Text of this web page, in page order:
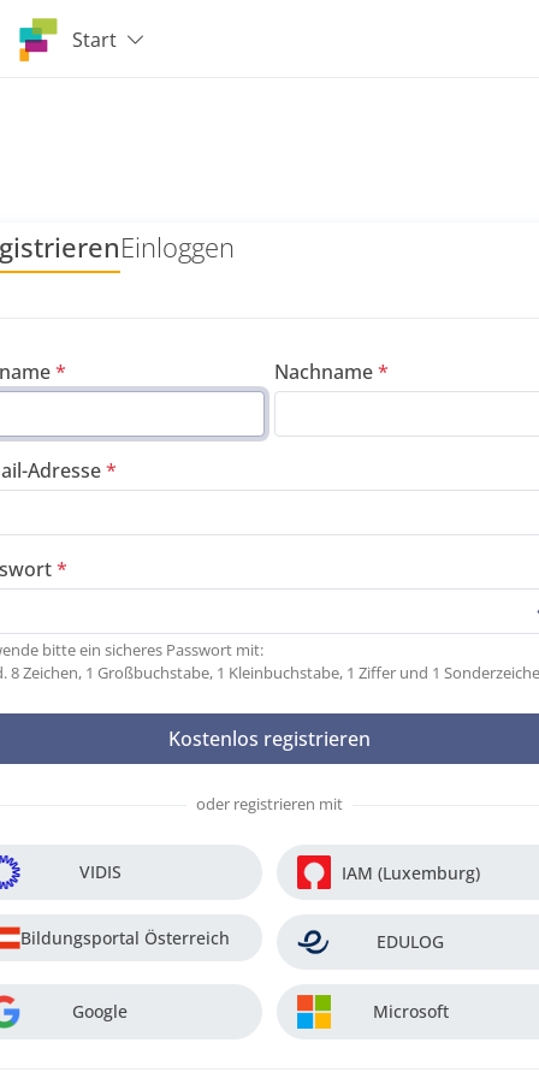
Start
Einloggen
Nachname
Adresse
bitte ein sicheres Passwort mit:
8 Zeichen, 1 Großbuchstabe, 1 Kleinbuchstabe, 1 Ziffer und 1
oder registrieren mit
VIDIS IAM (Luxemburg)
Bildungsportal Österreich EDULOG
Google Microsoft